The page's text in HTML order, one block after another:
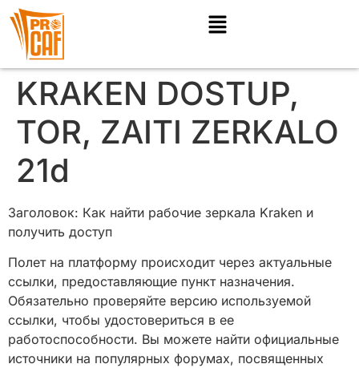
KRAKEN DOSTUP,
TOR, ZAITI ZERKALO
21d
Заголовок: Как найти рабочие зеркала Kraken и
получить доступ
Полет на платформу происходит через актуальные
ссылки, предоставляющие пункт назначения.
Обязательно проверяйте версию используемой
ссылки, чтобы удостовериться в ее
работоспособности. Вы можете найти официальные
источники на популярных форумах, посвященных